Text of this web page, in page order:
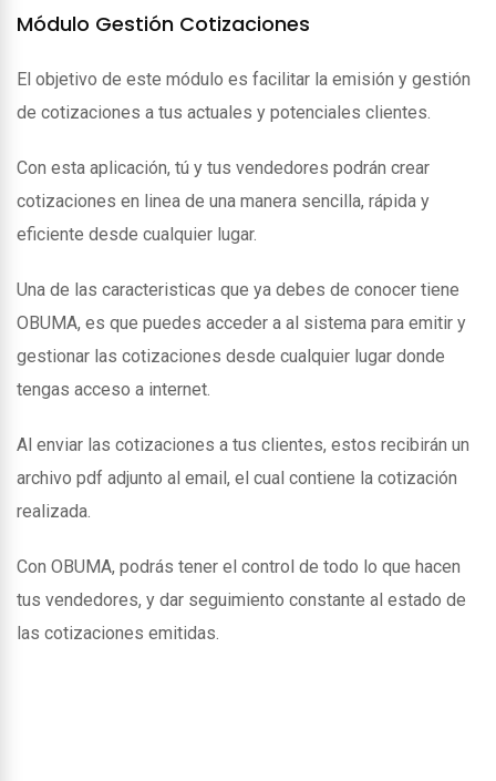
Módulo Gestión Cotizaciones
El objetivo de este módulo es facilitar la emisión y gestión
de cotizaciones a tus actuales y potenciales clientes.
Con esta aplicación, tú y tus vendedores podrán crear
cotizaciones en linea de una manera sencilla, rápida y
eficiente desde cualquier lugar.
Una de las caracteristicas que ya debes de conocer tiene
OBUMA, es que puedes acceder a al sistema para emitir y
gestionar las cotizaciones desde cualquier lugar donde
tengas acceso a internet.
Al enviar las cotizaciones a tus clientes, estos recibirán un
archivo pdf adjunto al email, el cual contiene la cotización
realizada.
Con OBUMA, podrás tener el control de todo lo que hacen
tus vendedores, y dar seguimiento constante al estado de
las cotizaciones emitidas.